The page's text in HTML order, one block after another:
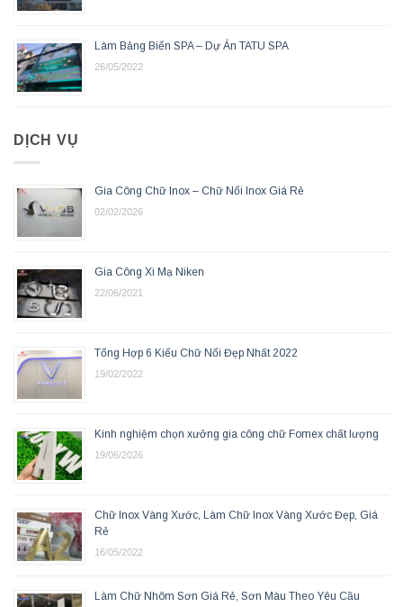
Làm Bảng Biển SPA – Dự Án TATU SPA
26/05/2022
DỊCH VỤ
Gia Công Chữ Inox – Chữ Nổi Inox Giá Rẻ
02/02/2026
Gia Công Xi Mạ Niken
22/06/2021
Tổng Hợp 6 Kiểu Chữ Nổi Đẹp Nhất 2022
19/02/2022
Kinh nghiệm chọn xưởng gia công chữ Fomex chất lượng
19/06/2026
Chữ Inox Vàng Xước, Làm Chữ Inox Vàng Xước Đẹp, Giá
Rẻ
16/05/2022
Làm Chữ Nhôm Sơn Giá Rẻ, Sơn Màu Theo Yêu Cầu